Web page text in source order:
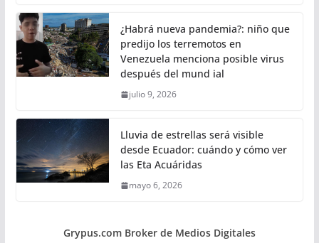
¿Habrá nueva pandemia?: niño que
predijo los terremotos en
Venezuela menciona posible virus
después del mund ial
julio 9, 2026
Lluvia de estrellas será visible
desde Ecuador: cuándo y cómo ver
las Eta Acuáridas
mayo 6, 2026
Grypus.com Broker de Medios Digitales